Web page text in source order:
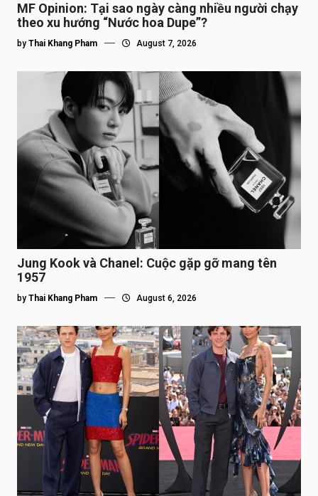
MF Opinion: Tại sao ngày càng nhiều người chạy
theo xu hướng “Nước hoa Dupe”?
by Thai Khang Pham August 7, 2026
Jung Kook và Chanel: Cuộc gặp gỡ mang tên
1957
by Thai Khang Pham August 6, 2026